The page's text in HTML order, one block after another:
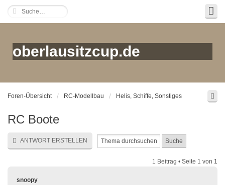
oberlausitzcup.de
Foren-Übersicht RC-Modellbau Helis, Schiffe, Sonstiges
RC Boote
ANTWORT ERSTELLEN
1 Beitrag • Seite 1 von 1
snoopy